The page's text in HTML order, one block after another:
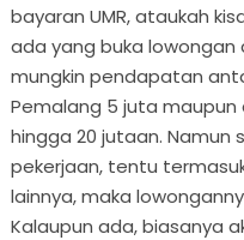
bayaran UMR, ataukah
ada yang buka lowongan
mungkin pendapatan
Pemalang 5 juta maupun
hingga 20 jutaan. Namun
pekerjaan, tentu
lainnya, maka
Kalaupun ada, biasanya